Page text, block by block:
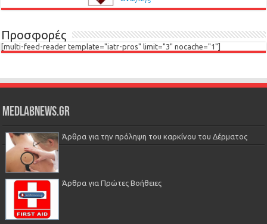
Προσφορές
[multi-feed-reader template="iatr-pros" limit="3" nocache="1"]
Medlabnews.gr
Άρθρα για την πρόληψη του καρκίνου του Δέρματος
Άρθρα για Πρώτες Βοήθειες